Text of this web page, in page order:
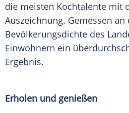
die meisten Kochtalente mit
Auszeichnung. Gemessen an
Bevölkerungsdichte des
Einwohnern ein
Ergebnis.
Erholen und genießen